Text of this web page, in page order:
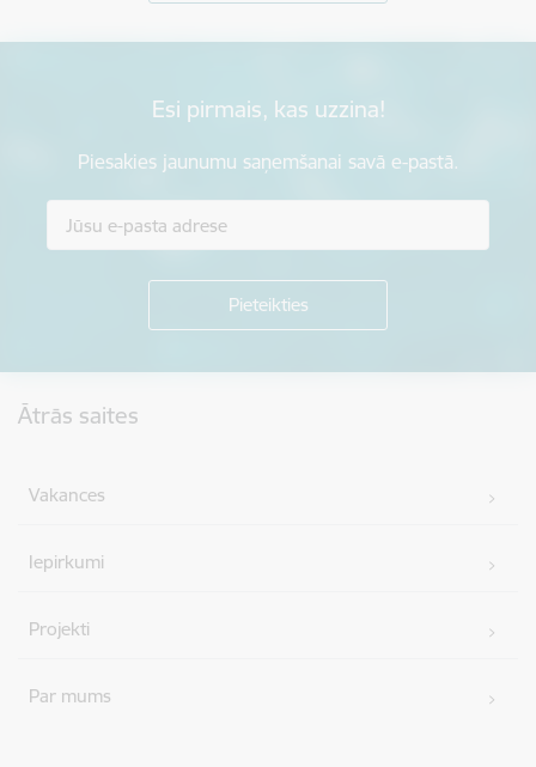
Esi pirmais, kas uzzina!
Piesakies jaunumu saņemšanai savā e-pastā.
Ātrās saites
Vakances
Iepirkumi
Projekti
Par mums